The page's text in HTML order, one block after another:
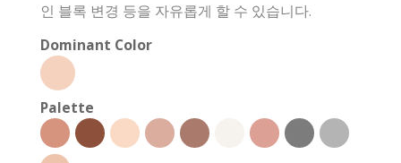
인 블록 변경 등을 자유롭게 할 수 있습니다.
Dominant Color
Palette